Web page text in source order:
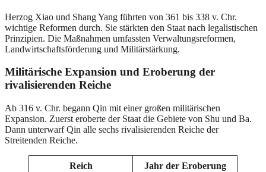
Herzog Xiao und Shang Yang führten von 361 bis 338 v. Chr.
wichtige Reformen durch. Sie stärkten den Staat nach legalistischen
Prinzipien. Die Maßnahmen umfassten Verwaltungsreformen,
Landwirtschaftsförderung und Militärstärkung.
Militärische Expansion und Eroberung der
rivalisierenden Reiche
Ab 316 v. Chr. begann Qin mit einer großen militärischen
Expansion. Zuerst eroberte der Staat die Gebiete von Shu und Ba.
Dann unterwarf Qin alle sechs rivalisierenden Reiche der
Streitenden Reiche.
Reich Jahr der Eroberung